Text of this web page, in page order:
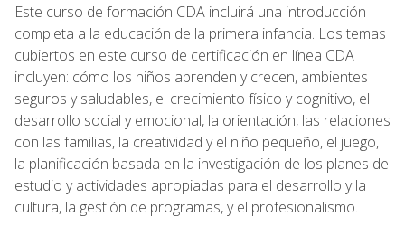
Este curso de formación CDA incluirá una introducción
completa a la educación de la primera infancia. Los temas
cubiertos en este curso de certificación en línea CDA
incluyen: cómo los niños aprenden y crecen, ambientes
seguros y saludables, el crecimiento físico y cognitivo, el
desarrollo social y emocional, la orientación, las relaciones
con las familias, la creatividad y el niño pequeño, el juego,
la planificación basada en la investigación de los planes de
estudio y actividades apropiadas para el desarrollo y la
cultura, la gestión de programas, y el profesionalismo.